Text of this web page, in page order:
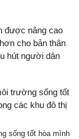
được nâng cao
cho bản thân
hút người dân
sống tốt hòa mình